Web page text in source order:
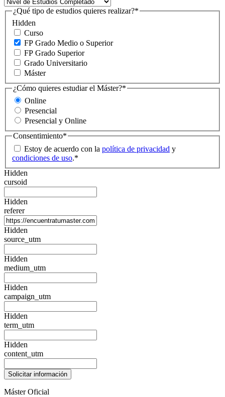
Hidden
¿Qué tipo de estudios quieres realizar?*
Curso
FP Grado Medio o Superior
FP Grado Superior
Grado Universitario
Máster
¿Cómo quieres estudiar el Máster?*
Online
Presencial
Presencial y Online
Consentimiento*
Estoy de acuerdo con la política de privacidad y
condiciones de uso.*
Hidden
cursoid
Hidden
referer
Hidden
source_utm
Hidden
medium_utm
Hidden
campaign_utm
Hidden
term_utm
Hidden
content_utm
Máster Oficial